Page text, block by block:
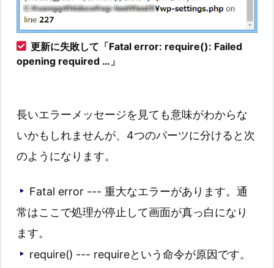
更新に失敗して「Fatal error: require(): Failed
opening required …」
長いエラーメッセージを見ても意味がわからな
いかもしれませんが、4つのパーツに分けると次
のようになります。
Fatal error --- 重大なエラーがあります。通
常はここで処理が停止して画面が真っ白になり
ます。
require() --- requireという命令が原因です。